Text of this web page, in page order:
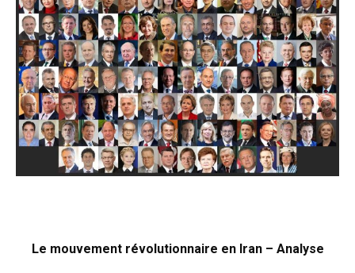
Le mouvement révolutionnaire en Iran – Analyse